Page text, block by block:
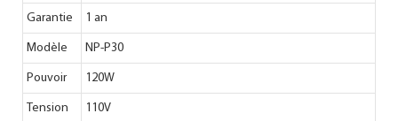
Garantie 1 an
Modèle NP-P30
Pouvoir 120W
Tension 110V